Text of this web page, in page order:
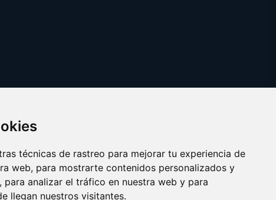
técnicas de rastreo para mejorar tu experiencia de
web, para mostrarte contenidos personalizados y
para analizar el tráfico en nuestra web y para
llegan nuestros visitantes.